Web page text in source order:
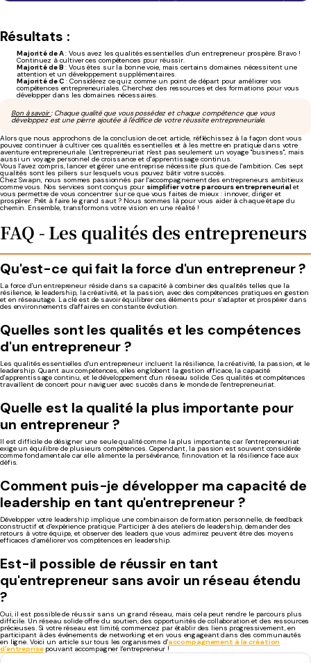
Résultats :
Majorité de A: Vous avez les qualités essentielles d'un entrepreneur prospère. Bravo !
Continuez à cultiver ces compétences pour réussir.
Majorité de B : Vous êtes sur la bonne voie, mais certains domaines nécessitent une
attention et un développement supplémentaires.
Majorité de C : Considérez ce quiz comme un point de départ pour améliorer vos
compétences entrepreneuriales. Cherchez des ressources et des formations pour vous
développer dans les domaines nécessaires.
Bon à savoir: Chaque qualité que vous possédez et chaque compétence que vous
développez est une pierre ajoutée à l'édifice de votre réussite entrepreneuriale.
Alors que nous approchons de la conclusion de cet article, réfléchissez à la façon dont vous
pouvez continuer à cultiver ces qualités essentielles et à les mettre en pratique dans votre
aventure entrepreneuriale. L'entrepreneuriat n'est pas seulement un voyage "business", mais
aussi un voyage personnel de croissance et d'apprentissage continus.
Vous l'avez compris, lancer et gérer une entreprise nécessite plus que de l'ambition. Ces sept
qualités sont les piliers sur lesquels vous pouvez bâtir votre succès.
Chez Swapn, nous sommes passionnés par l'accompagnement des entrepreneurs ambitieux
comme vous. Nos services sont conçus pour simplifier votre parcours entrepreneurialet
vous permettre de vous concentrer sur ce que vous faites de mieux : innover, diriger et
prospérer. Prêt à faire le grand saut ? Nous sommes là pour vous aider à chaque étape du
chemin. Ensemble, transformons votre vision en une réalité !
FAQ - Les qualités des entrepreneurs
Qu'est-ce qui fait la force d'un entrepreneur ?
La force d'un entrepreneur réside dans sa capacité à combiner des qualités telles que la
résilience, le leadership, la créativité, et la passion, avec des compétences pratiques en gestion
et en réseautage. La clé est de savoir équilibrer ces éléments pour s'adapter et prospérer dans
des environnements d'affaires en constante évolution.
Quelles sont les qualités et les compétences
d'un entrepreneur ?
Les qualités essentielles d'un entrepreneur incluent la résilience, la créativité, la passion, et le
leadership. Quant aux compétences, elles englobent la gestion efficace, la capacité
d'apprentissage continu, et le développement d'un réseau solide. Ces qualités et compétences
travaillent de concert pour naviguer avec succès dans le monde de l'entrepreneuriat.
Quelle est la qualité la plus importante pour
un entrepreneur ?
Il est difficile de désigner une seule qualité comme la plus importante, car l'entrepreneuriat
exige un équilibre de plusieurs compétences. Cependant, la passion est souvent considérée
comme fondamentale car elle alimente la persévérance, l'innovation et la résilience face aux
défis.
Comment puis-je développer ma capacité de
leadership en tant qu'entrepreneur ?
Développer votre leadership implique une combinaison de formation personnelle, de feedback
constructif et d'expérience pratique. Participer à des ateliers de leadership, demander des
retours à votre équipe, et observer des leaders que vous admirez peuvent être des moyens
efficaces d'améliorer vos compétences en leadership.
Est-il possible de réussir en tant
qu'entrepreneur sans avoir un réseau étendu
?
Oui, il est possible de réussir sans un grand réseau, mais cela peut rendre le parcours plus
difficile. Un réseau solide offre du soutien, des opportunités de collaboration et des ressources
précieuses. Si votre réseau est limité, commencez par établir des liens progressivement, en
participant à des événements de networking et en vous engageant dans des communautés
en ligne. Voici un article sur tous les organismes d'accompagnement à la création
d'entreprisepouvant accompagner l'entrepreneur !